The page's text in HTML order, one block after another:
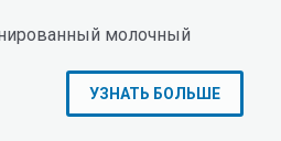
молочный
УЗНАТЬ БОЛЬШЕ